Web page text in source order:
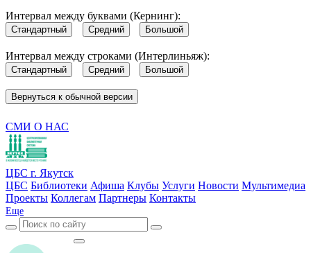
Интервал между буквами (Кернинг):
Стандартный Средний Большой
Интервал между строками (Интерлиньяж):
Стандартный Средний Большой
Вернуться к обычной версии
СМИ О НАС
ЦБС г. Якутск
ЦБС Библиотеки Афиша Клубы Услуги Новости Мультимедиа
Проекты Коллегам Партнеры Контакты
Еще